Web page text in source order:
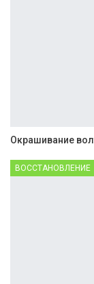
Окрашивание
ВОССТАНОВЛЕНИЕ